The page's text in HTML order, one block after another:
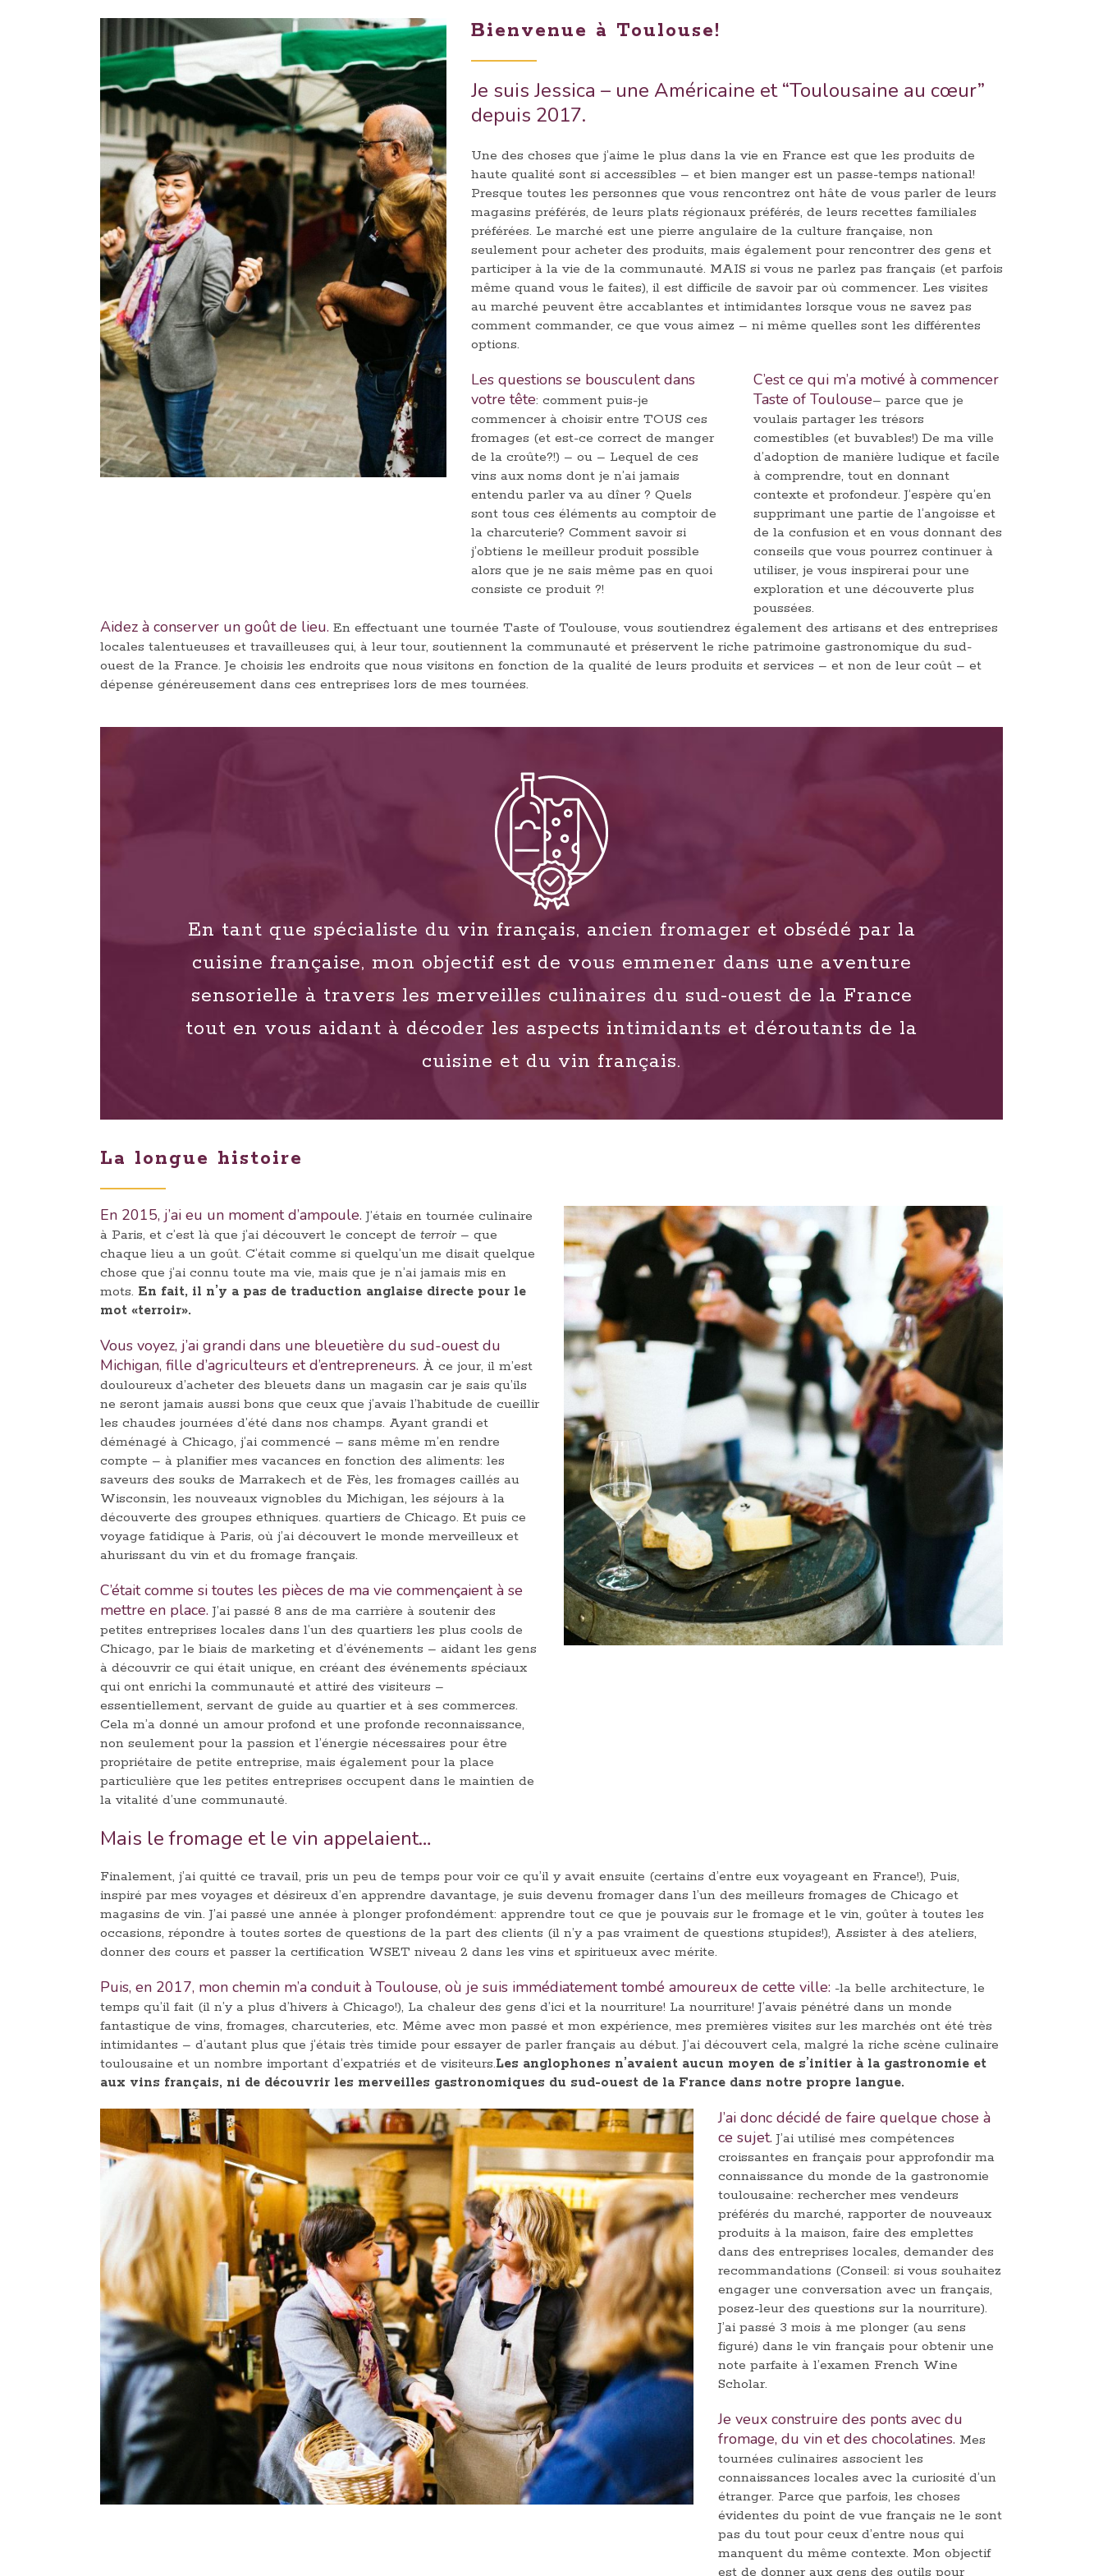
Bienvenue à Toulouse!
Je suis Jessica – une Américaine et “Toulousaine au cœur”
depuis 2017.
Une des choses que j’aime le plus dans la vie en France est que les produits de
haute qualité sont si accessibles – et bien manger est un passe-temps national!
Presque toutes les personnes que vous rencontrez ont hâte de vous parler de leurs
magasins préférés, de leurs plats régionaux préférés, de leurs recettes familiales
préférées. Le marché est une pierre angulaire de la culture française, non
seulement pour acheter des produits, mais également pour rencontrer des gens et
participer à la vie de la communauté. MAIS si vous ne parlez pas français (et parfois
même quand vous le faites), il est difficile de savoir par où commencer. Les visites
au marché peuvent être accablantes et intimidantes lorsque vous ne savez pas
comment commander, ce que vous aimez – ni même quelles sont les différentes
options.
Les questions se bousculent dans
votre tête: comment puis-je
commencer à choisir entre TOUS ces
fromages (et est-ce correct de manger
de la croûte?!) – ou – Lequel de ces
vins aux noms dont je n’ai jamais
entendu parler va au dîner ? Quels
sont tous ces éléments au comptoir de
la charcuterie? Comment savoir si
j’obtiens le meilleur produit possible
alors que je ne sais même pas en quoi
consiste ce produit ?!
C’est ce qui m’a motivé à commencer
Taste of Toulouse– parce que je
voulais partager les trésors
comestibles (et buvables!) De ma ville
d’adoption de manière ludique et facile
à comprendre, tout en donnant
contexte et profondeur. J’espère qu’en
supprimant une partie de l’angoisse et
de la confusion et en vous donnant des
conseils que vous pourrez continuer à
utiliser, je vous inspirerai pour une
exploration et une découverte plus
poussées.
Aidez à conserver un goût de lieu. En effectuant une tournée Taste of Toulouse, vous soutiendrez également des artisans et des entreprises
locales talentueuses et travailleuses qui, à leur tour, soutiennent la communauté et préservent le riche patrimoine gastronomique du sud-
ouest de la France. Je choisis les endroits que nous visitons en fonction de la qualité de leurs produits et services – et non de leur coût – et
dépense généreusement dans ces entreprises lors de mes tournées.
En tant que spécialiste du vin français, ancien fromager et obsédé par la
cuisine française, mon objectif est de vous emmener dans une aventure
sensorielle à travers les merveilles culinaires du sud-ouest de la France
tout en vous aidant à décoder les aspects intimidants et déroutants de la
cuisine et du vin français.
La longue histoire
En 2015, j’ai eu un moment d’ampoule. J’étais en tournée culinaire
à Paris, et c’est là que j’ai découvert le concept de terroir– que
chaque lieu a un goût. C’était comme si quelqu’un me disait quelque
chose que j’ai connu toute ma vie, mais que je n’ai jamais mis en
mots. En fait, il n’y a pas de traduction anglaise directe pour le
mot «terroir».
Vous voyez, j’ai grandi dans une bleuetière du sud-ouest du
Michigan, fille d’agriculteurs et d’entrepreneurs. À ce jour, il m’est
douloureux d’acheter des bleuets dans un magasin car je sais qu’ils
ne seront jamais aussi bons que ceux que j’avais l’habitude de cueillir
les chaudes journées d’été dans nos champs. Ayant grandi et
déménagé à Chicago, j’ai commencé – sans même m’en rendre
compte – à planifier mes vacances en fonction des aliments: les
saveurs des souks de Marrakech et de Fès, les fromages caillés au
Wisconsin, les nouveaux vignobles du Michigan, les séjours à la
découverte des groupes ethniques. quartiers de Chicago. Et puis ce
voyage fatidique à Paris, où j’ai découvert le monde merveilleux et
ahurissant du vin et du fromage français.
C’était comme si toutes les pièces de ma vie commençaient à se
mettre en place. J’ai passé 8 ans de ma carrière à soutenir des
petites entreprises locales dans l’un des quartiers les plus cools de
Chicago, par le biais de marketing et d’événements – aidant les gens
à découvrir ce qui était unique, en créant des événements spéciaux
qui ont enrichi la communauté et attiré des visiteurs –
essentiellement, servant de guide au quartier et à ses commerces.
Cela m’a donné un amour profond et une profonde reconnaissance,
non seulement pour la passion et l’énergie nécessaires pour être
propriétaire de petite entreprise, mais également pour la place
particulière que les petites entreprises occupent dans le maintien de
la vitalité d’une communauté.
Mais le fromage et le vin appelaient…
Finalement, j’ai quitté ce travail, pris un peu de temps pour voir ce qu’il y avait ensuite (certains d’entre eux voyageant en France!), Puis,
inspiré par mes voyages et désireux d’en apprendre davantage, je suis devenu fromager dans l’un des meilleurs fromages de Chicago et
magasins de vin. J’ai passé une année à plonger profondément: apprendre tout ce que je pouvais sur le fromage et le vin, goûter à toutes les
occasions, répondre à toutes sortes de questions de la part des clients (il n’y a pas vraiment de questions stupides!), Assister à des ateliers,
donner des cours et passer la certification WSET niveau 2 dans les vins et spiritueux avec mérite.
Puis, en 2017, mon chemin m’a conduit à Toulouse, où je suis immédiatement tombé amoureux de cette ville: -la belle architecture, le
temps qu’il fait (il n’y a plus d’hivers à Chicago!), La chaleur des gens d’ici et la nourriture! La nourriture! J’avais pénétré dans un monde
fantastique de vins, fromages, charcuteries, etc. Même avec mon passé et mon expérience, mes premières visites sur les marchés ont été très
intimidantes – d’autant plus que j’étais très timide pour essayer de parler français au début. J’ai découvert cela, malgré la riche scène culinaire
toulousaine et un nombre important d’expatriés et de visiteurs.Les anglophones n’avaient aucun moyen de s’initier à la gastronomie et
aux vins français, ni de découvrir les merveilles gastronomiques du sud-ouest de la France dans notre propre langue.
J’ai donc décidé de faire quelque chose à
ce sujet. J’ai utilisé mes compétences
croissantes en français pour approfondir ma
connaissance du monde de la gastronomie
toulousaine: rechercher mes vendeurs
préférés du marché, rapporter de nouveaux
produits à la maison, faire des emplettes
dans des entreprises locales, demander des
recommandations (Conseil: si vous souhaitez
engager une conversation avec un français,
posez-leur des questions sur la nourriture).
J’ai passé 3 mois à me plonger (au sens
figuré) dans le vin français pour obtenir une
note parfaite à l’examen French Wine
Scholar.
Je veux construire des ponts avec du
fromage, du vin et des chocolatines. Mes
tournées culinaires associent les
connaissances locales avec la curiosité d’un
étranger. Parce que parfois, les choses
évidentes du point de vue français ne le sont
pas du tout pour ceux d’entre nous qui
manquent du même contexte. Mon objectif
est de donner aux gens des outils pour